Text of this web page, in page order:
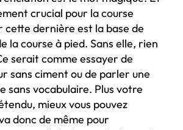
crucial pour la course
cette dernière est la base de
la course à pied. Sans elle, rien
serait comme essayer de
sans ciment ou de parler une
sans vocabulaire. Plus votre
mieux vous pouvez
donc de même pour